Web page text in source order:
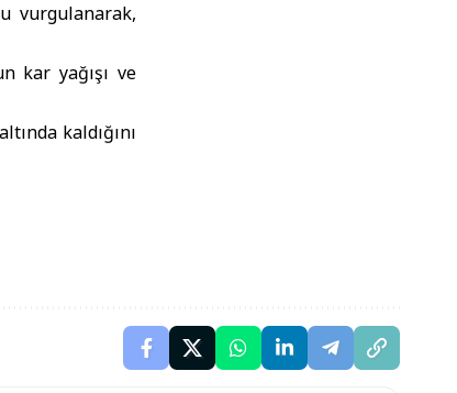
vurgulanarak,
kar yağışı ve
kaldığını